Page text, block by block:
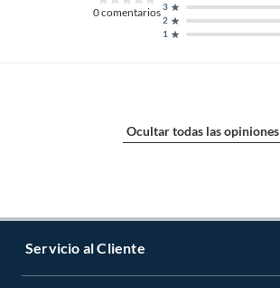
0comentarios
1
2
3
Ocultar todas las opiniones
Servicio al Cliente